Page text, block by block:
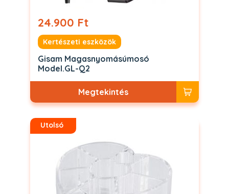
24.900 Ft
Kertészeti eszközök
Gisam Magasnyomásúmosó
Model.GL-Q2
Megtekintés
Utolsó